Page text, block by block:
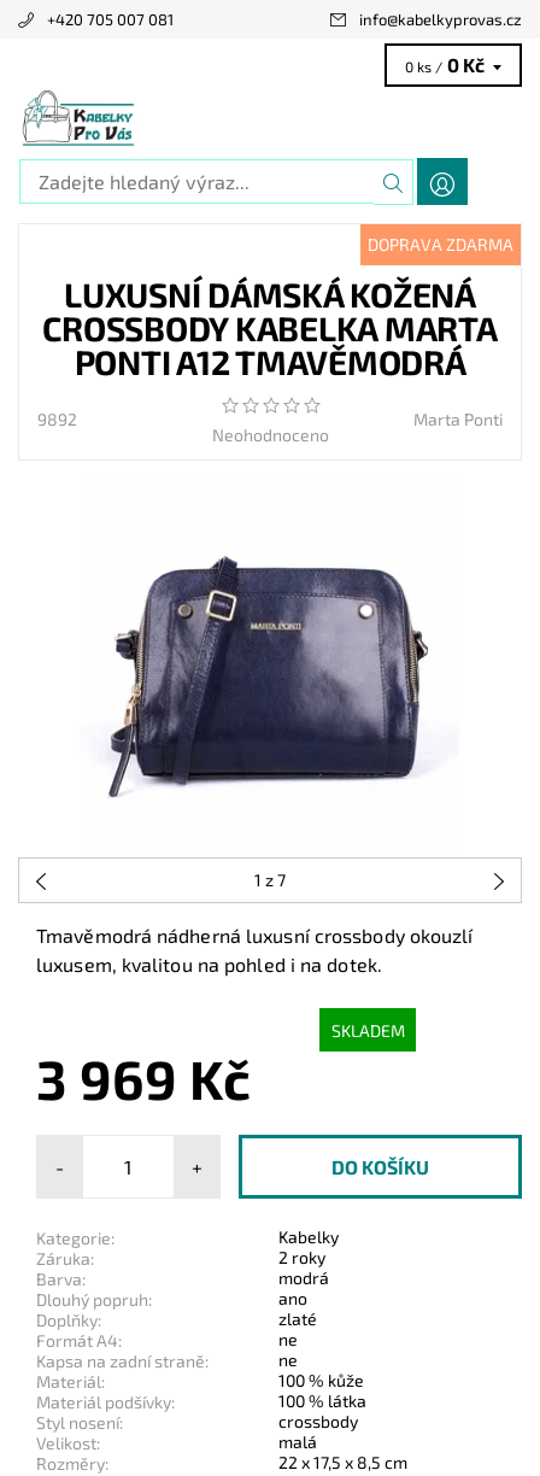
+420 705 007 081 info@kabelkyprovas.cz
0 ks / 0 Kč
DOPRAVA ZDARMA
LUXUSNÍ DÁMSKÁ KOŽENÁ
CROSSBODY KABELKA MARTA
PONTI A12 TMAVĚMODRÁ
9892
Neohodnoceno
Marta Ponti
1 z 7
Tmavěmodrá nádherná luxusní crossbody okouzlí
luxusem, kvalitou na pohled i na dotek.
SKLADEM
3 969 Kč
- +
Kategorie:
Kabelky
Záruka:
2 roky
Barva:
modrá
Dlouhý popruh:
ano
Doplňky:
zlaté
Formát A4:
ne
Kapsa na zadní straně:
ne
Materiál:
100 % kůže
Materiál podšívky:
100 % látka
Styl nosení:
crossbody
Velikost:
malá
Rozměry:
22 x 17,5 x 8,5 cm